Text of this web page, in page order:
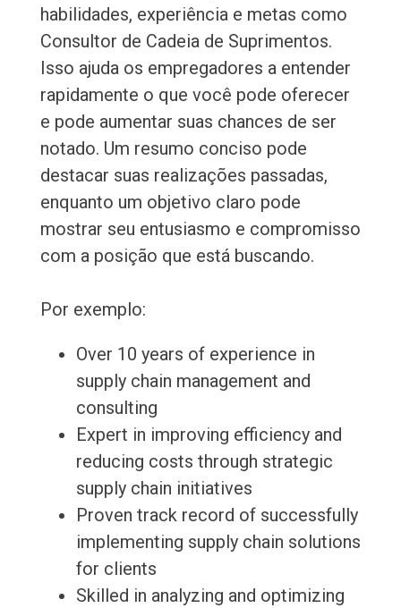
habilidades, experiência e metas como
Consultor de Cadeia de Suprimentos.
Isso ajuda os empregadores a entender
rapidamente o que você pode oferecer
e pode aumentar suas chances de ser
notado. Um resumo conciso pode
destacar suas realizações passadas,
enquanto um objetivo claro pode
mostrar seu entusiasmo e compromisso
com a posição que está buscando.
Por exemplo:
Over 10 years of experience in
supply chain management and
consulting
Expert in improving efficiency and
reducing costs through strategic
supply chain initiatives
Proven track record of successfully
implementing supply chain solutions
for clients
Skilled in analyzing and optimizing